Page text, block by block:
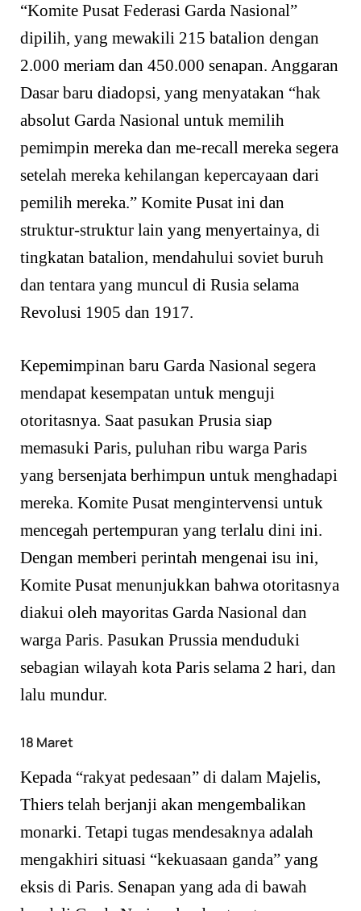
“Komite Pusat Federasi Garda Nasional”
dipilih, yang mewakili 215 batalion dengan
2.000 meriam dan 450.000 senapan. Anggaran
Dasar baru diadopsi, yang menyatakan “hak
absolut Garda Nasional untuk memilih
pemimpin mereka dan me-recall mereka segera
setelah mereka kehilangan kepercayaan dari
pemilih mereka.” Komite Pusat ini dan
struktur-struktur lain yang menyertainya, di
tingkatan batalion, mendahului soviet buruh
dan tentara yang muncul di Rusia selama
Revolusi 1905 dan 1917.
Kepemimpinan baru Garda Nasional segera
mendapat kesempatan untuk menguji
otoritasnya. Saat pasukan Prusia siap
memasuki Paris, puluhan ribu warga Paris
yang bersenjata berhimpun untuk menghadapi
mereka. Komite Pusat mengintervensi untuk
mencegah pertempuran yang terlalu dini ini.
Dengan memberi perintah mengenai isu ini,
Komite Pusat menunjukkan bahwa otoritasnya
diakui oleh mayoritas Garda Nasional dan
warga Paris. Pasukan Prussia menduduki
sebagian wilayah kota Paris selama 2 hari, dan
lalu mundur.
18 Maret
Kepada “rakyat pedesaan” di dalam Majelis,
Thiers telah berjanji akan mengembalikan
monarki. Tetapi tugas mendesaknya adalah
mengakhiri situasi “kekuasaan ganda” yang
eksis di Paris. Senapan yang ada di bawah